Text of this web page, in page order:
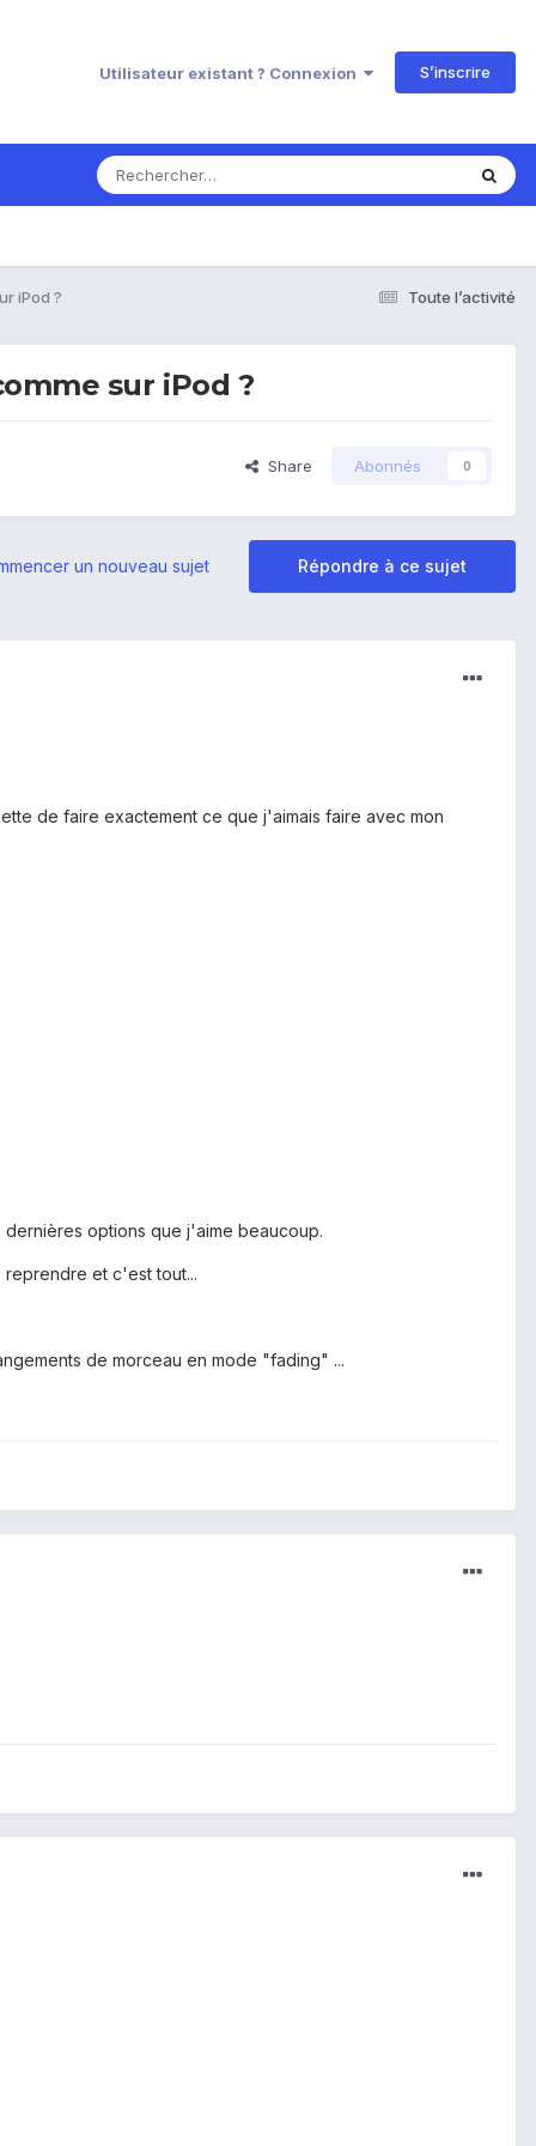
Utilisateur existant ? Connexion S’inscrire
Toute l’activité
iPod ?
sur iPod ?
Share Abonnés 0
Répondre à ce sujet
un nouveau sujet
de faire exactement ce que j'aimais faire avec mon
options que j'aime beaucoup.
reprendre et c'est tout...
de morceau en mode "fading" ...